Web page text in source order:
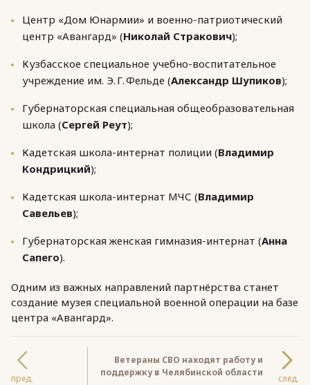
Центр «Дом Юнармии» и военно-патриотический
центр «Авангард» (Николай Стракович);
Кузбасское специальное учебно-воспитательное
учреждение им. Э. Г. Фельде (Александр Шупиков);
Губернаторская специальная общеобразовательная
школа (Сергей Реут);
Кадетская школа-интернат полиции (Владимир
Кондрицкий);
Кадетская школа-интернат МЧС (Владимир
Савельев);
Губернаторская женская гимназия-интернат (Анна
Сапего).
Одним из важных направлений партнёрства станет
создание музея специальной военной операции на базе
центра «Авангард».
пред.
Ветераны СВО находят работу и
поддержку в Челябинской области
след.